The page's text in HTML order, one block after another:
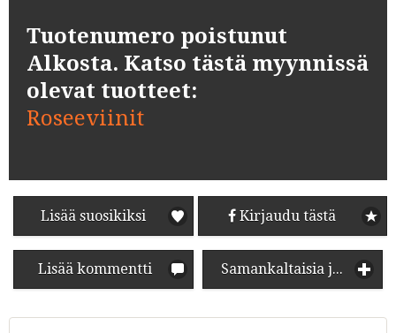
Tuotenumero poistunut
Alkosta. Katso tästä myynnissä
olevat tuotteet:
Roseeviinit
Lisää suosikiksi Kirjaudu tästä
Lisää kommentti Samankaltaisia juomia